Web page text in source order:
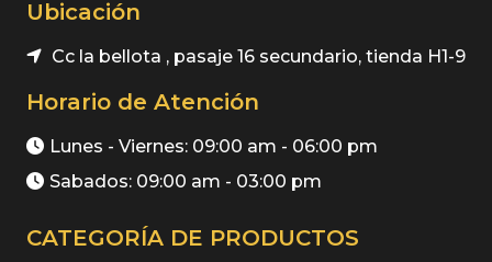
Vestuario Laboral
Zapatos de Seguridad
Ubicación
Cc la bellota , pasaje 16 secundario, tienda H1-9
Horario de Atención
Lunes - Viernes: 09:00 am - 06:00 pm
Sabados: 09:00 am - 03:00 pm
CATEGORÍA DE PRODUCTOS